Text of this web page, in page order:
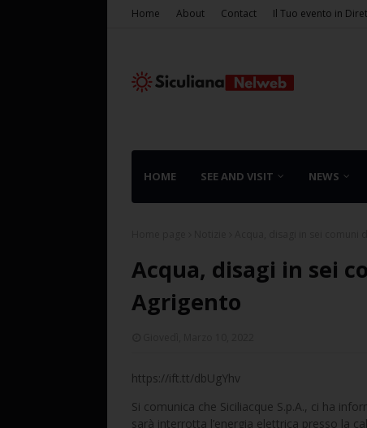
Home About Contact Il Tuo evento in
HOME SEE AND VISIT NEWS
Acqua, disagi in sei
Agrigento
https://ift.tt/dbUgYhv
Si comunica che Siciliacque S.p.A., ci ha
sarà interrotta l’energia elettrica presso la